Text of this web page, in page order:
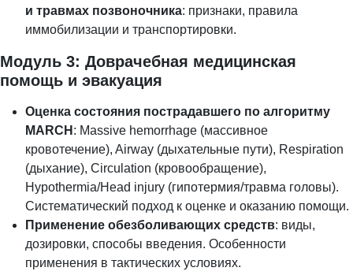
и травмах позвоночника: признаки, правила
иммобилизации и транспортировки.
Модуль 3: Доврачебная медицинская
помощь и эвакуация
Оценка состояния пострадавшего по алгоритму
MARCH : Massive hemorrhage (массивное
кровотечение), Airway (дыхательные пути), Respiration
(дыхание), Circulation (кровообращение),
Hypothermia/Head injury (гипотермия/травма головы).
Систематический подход к оценке и оказанию помощи.
Применение обезболивающих средств: виды,
дозировки, способы введения. Особенности
применения в тактических условиях.